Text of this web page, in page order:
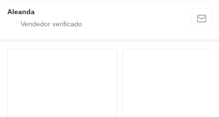
Aleanda